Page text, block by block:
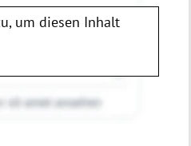
um diesen Inhalt